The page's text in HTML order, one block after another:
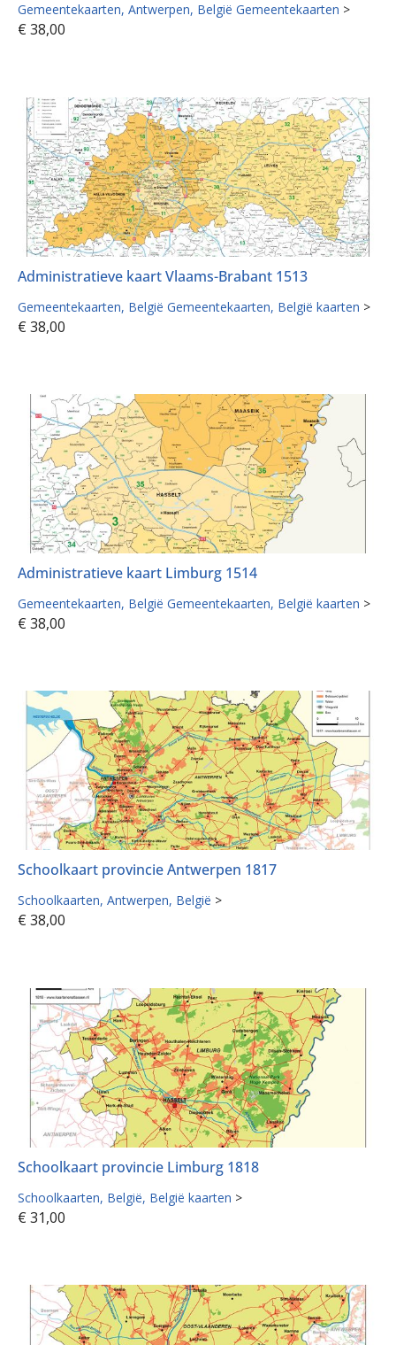
Gemeentekaarten Antwerpen België Gemeentekaarten >
€ 38,00
Administratieve kaart Vlaams-Brabant 1513
Gemeentekaarten België Gemeentekaarten België kaarten >
€ 38,00
Administratieve kaart Limburg 1514
Gemeentekaarten België Gemeentekaarten België kaarten >
€ 38,00
Schoolkaart provincie Antwerpen 1817
Schoolkaarten Antwerpen België >
€ 38,00
Schoolkaart provincie Limburg 1818
Schoolkaarten België België kaarten >
€ 31,00